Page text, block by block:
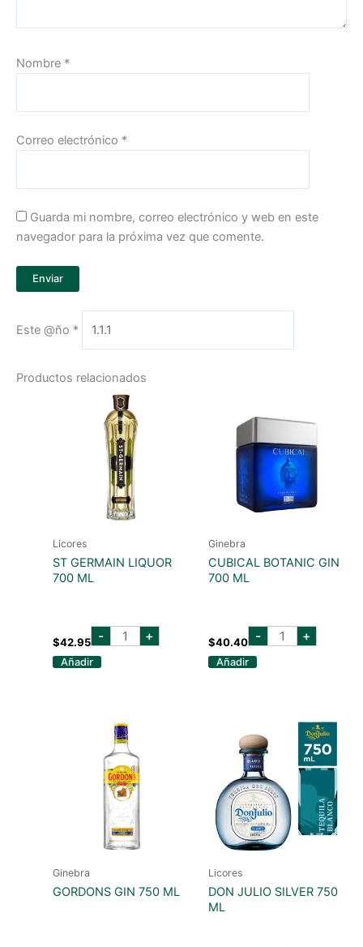
Nombre *
Correo electrónico *
Guarda mi nombre, correo electrónico y web en este
navegador para la próxima vez que comente.
Este @ño *
Productos relacionados
Licores
ST GERMAIN LIQUOR
700 ML
$42.95 - st
germain
+
Añadir
Ginebra
CUBICAL BOTANIC GIN
700 ML
$40.40 - cubical
botanic
+
Añadir
Ginebra
GORDONS GIN 750 ML
Licores
DON JULIO SILVER 750
ML